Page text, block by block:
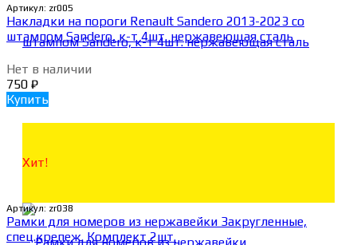
Артикул: zr005
Накладки на пороги Renault Sandero 2013-2023 со
штампом Sandero, к-т 4шт. нержавеющая сталь
Нет в наличии
750 ₽
Купить
Хит!
Артикул: zr038
Рамки для номеров из нержавейки Закругленные,
спец.крепеж. Комплект 2шт.